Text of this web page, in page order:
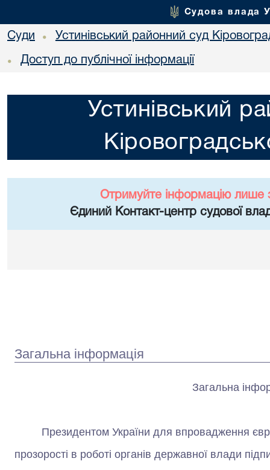
Судова влада
Суди • Устинівський районний суд
• Доступ до публічної інформації
Устинівський
Отримуйте інформацію лише
Єдиний Контакт-центр судової
Загальна інформація
Загальна
Президентом України для впровадження
прозорості в роботі органів державної влади